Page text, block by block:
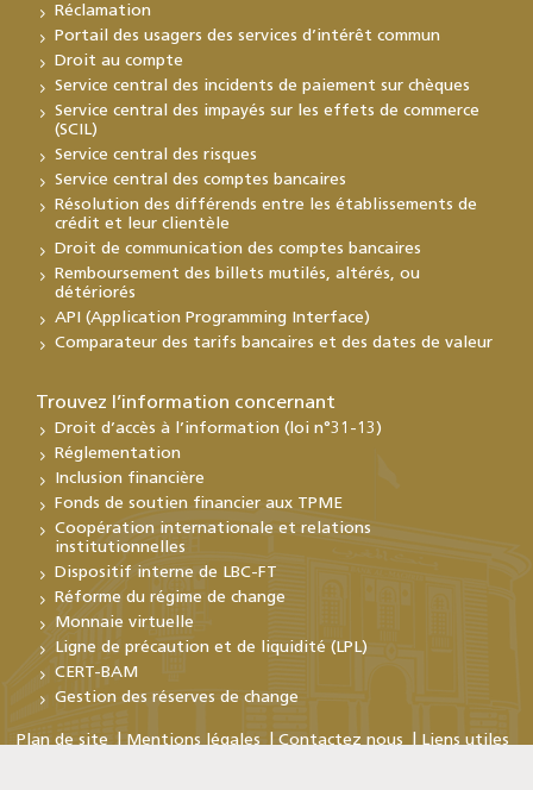
Réclamation
Portail des usagers des services d’intérêt commun
Droit au compte
Service central des incidents de paiement sur chèques
Service central des impayés sur les effets de commerce
(SCIL)
Service central des risques
Service central des comptes bancaires
Résolution des différends entre les établissements de
crédit et leur clientèle
Droit de communication des comptes bancaires
Remboursement des billets mutilés, altérés, ou
détériorés
API (Application Programming Interface)
Comparateur des tarifs bancaires et des dates de valeur
Trouvez l’information concernant
Droit d’accès à l’information (loi n°31-13)
Réglementation
Inclusion financière
Fonds de soutien financier aux TPME
Coopération internationale et relations
institutionnelles
Dispositif interne de LBC-FT
Réforme du régime de change
Monnaie virtuelle
Ligne de précaution et de liquidité (LPL)
CERT-BAM
Gestion des réserves de change
Plan de site Mentions légales Contactez nous Liens utiles